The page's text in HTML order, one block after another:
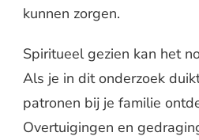
kunnen zorgen.
Spiritueel gezien kan het
Als je in dit onderzoek
patronen bij je familie
Overtuigingen en